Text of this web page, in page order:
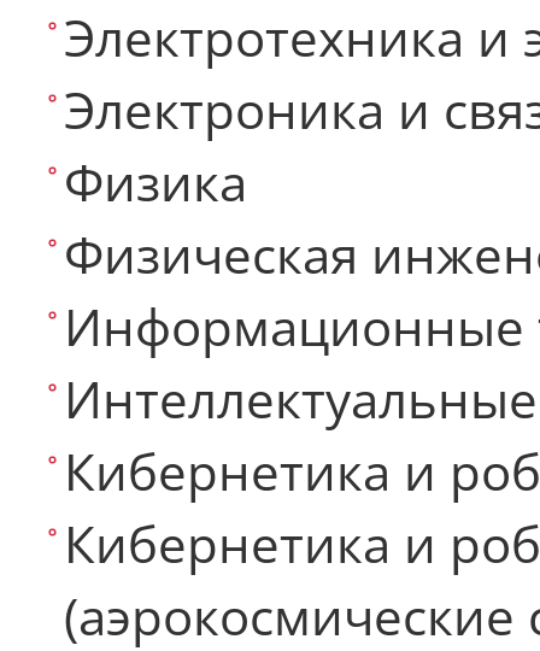
Электротехника и
Электроника и
Физика
Физическая
Информационные
Кибернетика и
Кибернетика и
(аэрокосмические